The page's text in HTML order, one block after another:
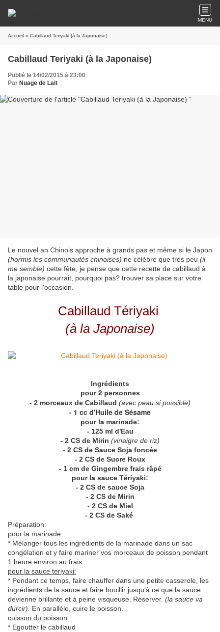
MENU
Accueil » Cabillaud Teriyaki (à la Japonaise)
Cabillaud Teriyaki (à la Japonaise)
Publié le 14/02/2015 à 23:00
Par Nuage de Lait
Le nouvel an Chinois approche à grands pas et même si le Japon
(hormis les communautés chinoises) ne célèbre que très peu (il
me semble) cette fête, je pense que cette recette de cabillaud à
la japonaise pourrait, pourquoi pas? trouver sa place sur votre
table pour l'occasion.
Cabillaud Tériyaki
(à la Japonaise)
Ingrédients
pour 2 personnes
- 2 morceaux de Cabillaud (avec peau si possible)
- 1 cc d'Huile de Sésame
pour la marinade:
- 125 ml d'Eau
- 2 CS de Mirin (vinaigre de riz)
- 2 CS de Sauce Soja foncée
- 2 CS de Sucre Roux
- 1 cm de Gingembre frais râpé
pour la sauce Tériyaki:
- 2 CS de sauce Soja
- 2 CS de Mirin
- 2 CS de Miel
- 2 CS de Saké
Préparation:
pour la marinade:
* Mélanger tous les ingrédients de la marinade dans un sac
congélation et y faire mariner vos morceaux de poisson pendant
1 heure environ au frais.
pour la sauce teriyaki:
* Pendant ce temps, faire chauffer dans une petite casserole, les
ingrédients de la sauce et faire bouillir jusqu'à ce que la sauce
devienne brillante et à peine visqueuse. Réserver. (la sauce va
durcir). En parallèle, cuire le poisson.
cuisson du poisson:
* Egoutter le cabillaud